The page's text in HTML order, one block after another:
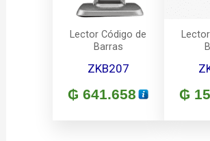
Lector Código de
Barras
ZKB207
₲ 641.658 ₲